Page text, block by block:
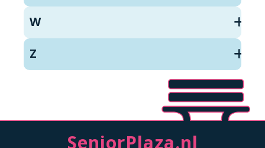
W
Z
SeniorPlaza.nl